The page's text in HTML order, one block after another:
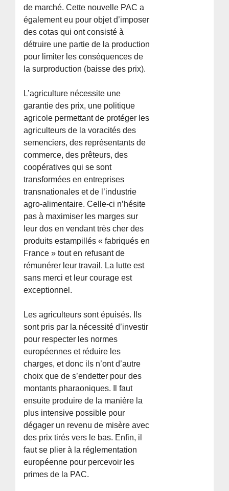
de marché. Cette nouvelle PAC a
également eu pour objet d’imposer
des cotas qui ont consisté à
détruire une partie de la production
pour limiter les conséquences de
la surproduction (baisse des prix).
L’agriculture nécessite une
garantie des prix, une politique
agricole permettant de protéger les
agriculteurs de la voracités des
semenciers, des représentants de
commerce, des prêteurs, des
coopératives qui se sont
transformées en entreprises
transnationales et de l’industrie
agro-alimentaire. Celle-ci n’hésite
pas à maximiser les marges sur
leur dos en vendant très cher des
produits estampillés « fabriqués en
France » tout en refusant de
rémunérer leur travail. La lutte est
sans merci et leur courage est
exceptionnel.
Les agriculteurs sont épuisés. Ils
sont pris par la nécessité d’investir
pour respecter les normes
européennes et réduire les
charges, et donc ils n’ont d’autre
choix que de s’endetter pour des
montants pharaoniques. Il faut
ensuite produire de la manière la
plus intensive possible pour
dégager un revenu de misère avec
des prix tirés vers le bas. Enfin, il
faut se plier à la réglementation
européenne pour percevoir les
primes de la PAC.